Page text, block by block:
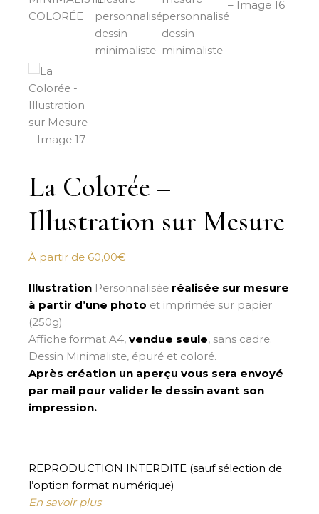
La Colorée –
Illustration sur Mesure
À partir de 60,00€
Illustration Personnalisée réalisée sur mesure
à partir d’une photo et imprimée sur papier
(250g)
Affiche format A4, vendue seule, sans cadre.
Dessin Minimaliste, épuré et coloré.
Après création un aperçu vous sera envoyé
par mail pour valider le dessin avant son
impression.
REPRODUCTION INTERDITE (sauf sélection de
l’option format numérique)
En savoir plus